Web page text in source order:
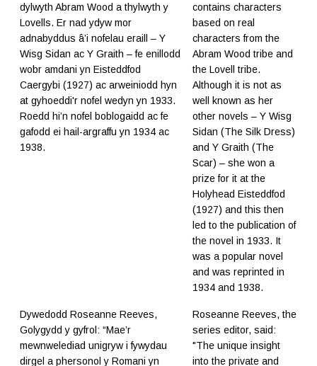
dylwyth Abram Wood a thylwyth y
Lovells. Er nad ydyw mor
adnabyddus â’i nofelau eraill – Y
Wisg Sidan ac Y Graith – fe enillodd
wobr amdani yn Eisteddfod
Caergybi (1927) ac arweiniodd hyn
at gyhoeddi'r nofel wedyn yn 1933.
Roedd hi’n nofel boblogaidd ac fe
gafodd ei hail-argraffu yn 1934 ac
1938.
contains characters
based on real
characters from the
Abram Wood tribe and
the Lovell tribe.
Although it is not as
well known as her
other novels – Y Wisg
Sidan (The Silk Dress)
and Y Graith (The
Scar) – she won a
prize for it at the
Holyhead Eisteddfod
(1927) and this then
led to the publication of
the novel in 1933. It
was a popular novel
and was reprinted in
1934 and 1938.
Dywedodd Roseanne Reeves,
Golygydd y gyfrol: “Mae’r
mewnwelediad unigryw i fywydau
dirgel a phersonol y Romani yn
Roseanne Reeves, the
series editor, said:
"The unique insight
into the private and